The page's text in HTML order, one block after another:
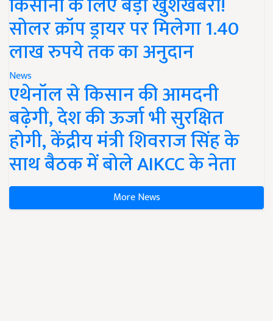
सोलर क्रॉप ड्रायर पर मिलेगा 1.40
लाख रुपये तक का अनुदान
News
एथेनॉल से किसान की आमदनी
बढ़ेगी, देश की ऊर्जा भी सुरक्षित
होगी, केंद्रीय मंत्री शिवराज सिंह के
साथ बैठक में बोले AIKCC के नेता
More News